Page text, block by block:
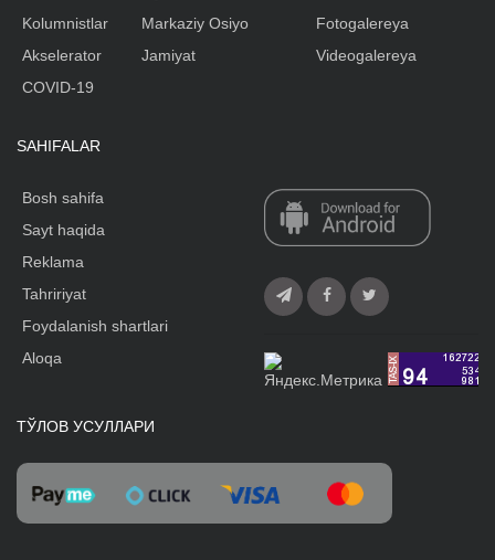
Kolumnistlar
Akselerator
Markaziy Osiyo
Jamiyat
Fotogalereya
Videogalereya
COVID-19
SAHIFALAR
Bosh sahifa
Sayt haqida
Reklama
Tahririyat
Foydalanish shartlari
Aloqa
ТЎЛОВ УСУЛЛАРИ